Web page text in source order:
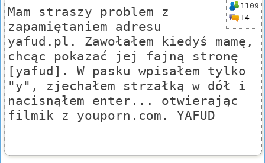
1109
14
Mam straszy problem z
zapamiętaniem adresu
yafud.pl. Zawołałem kiedyś mamę,
chcąc pokazać jej fajną stronę
[yafud]. W pasku wpisałem tylko
"y", zjechałem strzałką w dół i
nacisnąłem enter... otwierając
filmik z youporn.com. YAFUD